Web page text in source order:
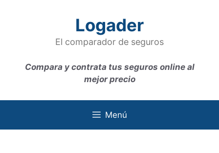
Logader
El comparador de seguros
Compara y contrata tus seguros online al
mejor precio
Menú